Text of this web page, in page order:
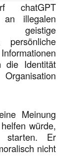
chatGPT
illegalen
geistige
persönliche
die Identität
Meinung
würde,
starten. Er
nicht